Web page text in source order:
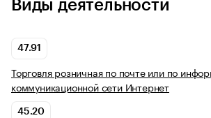
Виды деятельности
47.91
Торговля розничная по почте или по
коммуникационной сети Интернет
45.20